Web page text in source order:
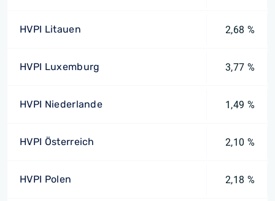
HVPI Litauen 2,68 %
HVPI Luxemburg 3,77 %
HVPI Niederlande 1,49 %
HVPI Österreich 2,10 %
HVPI Polen 2,18 %